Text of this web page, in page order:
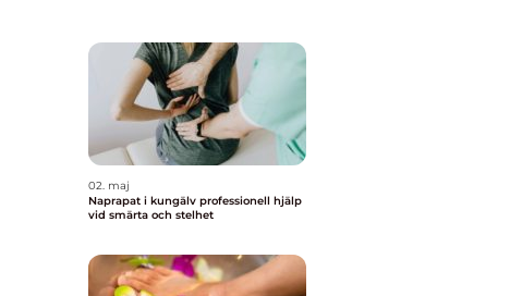
02. maj
Naprapat i kungälv professionell hjälp
vid smärta och stelhet